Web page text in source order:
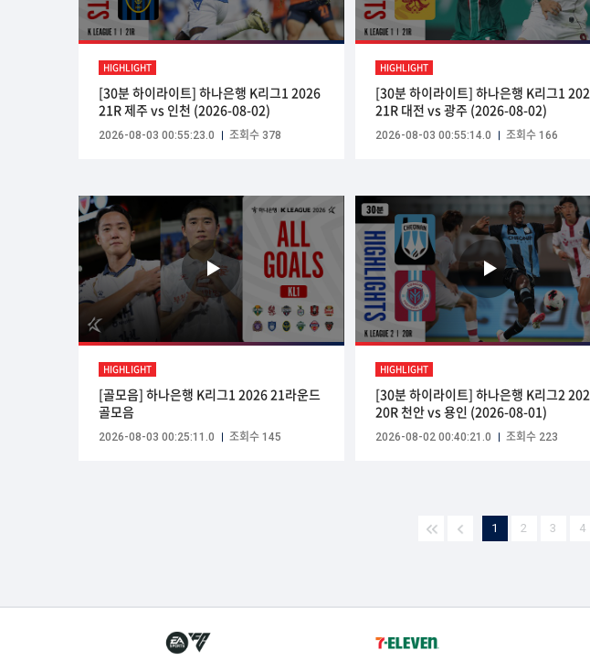
HIGHLIGHT
[30분 하이라이트] 하나은행 K리그1 2026
21R 제주 vs 인천 (2026-08-02)
2026-08-03 00:55:23.0 조회수 378
HIGHLIGHT
[30분 하이라이트] 하나은행 K리그1
21R 대전 vs 광주 (2026-08-02)
2026-08-03 00:55:14.0 조회수 166
HIGHLIGHT
[골모음] 하나은행 K리그1 2026 21라운드
골모음
2026-08-03 00:25:11.0 조회수 145
HIGHLIGHT
[30분 하이라이트] 하나은행 K리그2
20R 천안 vs 용인 (2026-08-01)
2026-08-02 00:40:21.0 조회수 223
1 2 3 4